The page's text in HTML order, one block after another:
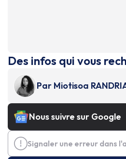
Des infos qui vous
Par Miotisoa
Nous suivre sur Google
Signaler une erreur dans